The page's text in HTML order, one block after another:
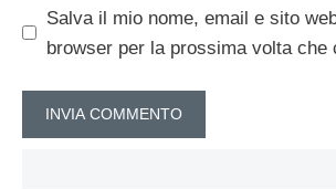
Salva il mio nome, email e sito
browser per la prossima volta che